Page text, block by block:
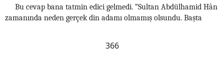
Bu cevap bana tatmin edici gelmedi. “Sultan Abdülhamid Hân
zamanında neden gerçek din adamı olmamış olsundu. Başta
366